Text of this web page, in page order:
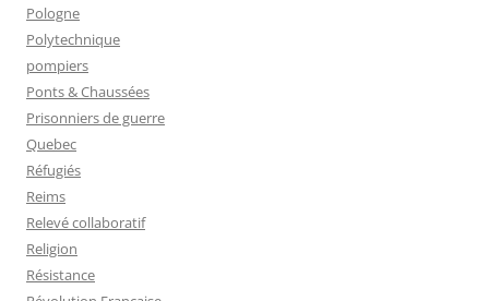
Pologne
Polytechnique
pompiers
Ponts & Chaussées
Prisonniers de guerre
Quebec
Réfugiés
Reims
Relevé collaboratif
Religion
Résistance